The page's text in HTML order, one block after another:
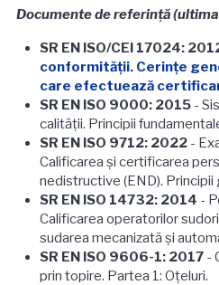
Documente de referinţă
SR EN ISO/CEI 17024:
conformităţii. Cerinţe
care efectuează
SR EN ISO 9000: 2015 -
calităţii. Principii
SR EN ISO 9712: 2022 -
Calificarea şi certificarea
nedistructive (END). Principii
SR EN ISO 14732: 2014 -
Calificarea operatorilor
sudarea mecanizată şi
SR EN ISO 9606-1: 2017 -
prin topire. Partea 1: Oţeluri.